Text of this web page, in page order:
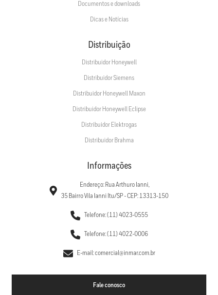
Documentos e downloads
Dicas e Notícias
Distribuição
Distribuidor Honeywell
Distribuidor Siemens
Distribuidor Honeywell Maxon
Distribuidor Honeywell Eclipse
Distribuidor Elektrogas
Distribuidor Brahma
Informações
Endereço: Rua Arthuro Ianni,
35 Bairro Vila Ianni Itu/SP - CEP: 13313-150
Telefone: (11) 4023-0555
Telefone: (11) 4022-0006
E-mail: comercial@inmar.com.br
Fale conosco